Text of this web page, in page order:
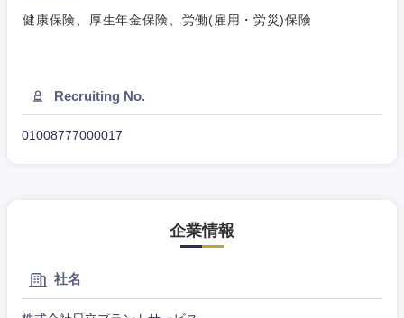
健康保険、厚生年金保険、労働(雇用・労災)保険
Recruiting No.
01008777000017
企業情報
社名